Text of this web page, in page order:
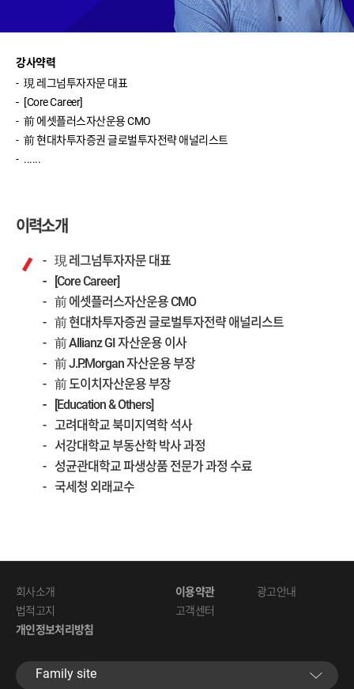
송재경 (주식 입문)
반종민 (주식 입문)
신성호 (ETF 입문)
이진우 (환율)
강사약력
現 레그넘투자자문 대표
[Core Career]
前 에셋플러스자산운용 CMO
前 현대차투자증권 글로벌투자전략 애널리스트
......
이력소개
現 레그넘투자자문 대표
[Core Career]
前 에셋플러스자산운용 CMO
前 현대차투자증권 글로벌투자전략 애널리스트
前 Allianz GI 자산운용 이사
前 J.P.Morgan 자산운용 부장
前 도이치자산운용 부장
[Education & Others]
고려대학교 북미지역학 석사
서강대학교 부동산학 박사 과정
성균관대학교 파생상품 전문가 과정 수료
국세청 외래교수
회사소개
법적고지
개인정보처리방침
이용약관
고객센터
광고안내
Family site